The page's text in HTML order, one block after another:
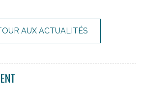
AUX ACTUALITÉS